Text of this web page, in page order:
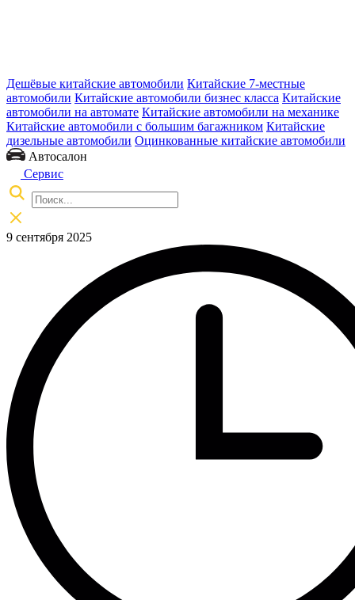
Дешёвые китайские автомобили Китайские 7-местные
автомобили Китайские автомобили бизнес класса Китайские
автомобили на автомате Китайские автомобили на механике
Китайские автомобили с большим багажником Китайские
дизельные автомобили Оцинкованные китайские автомобили
Автосалон
Сервис
9 сентября 2025